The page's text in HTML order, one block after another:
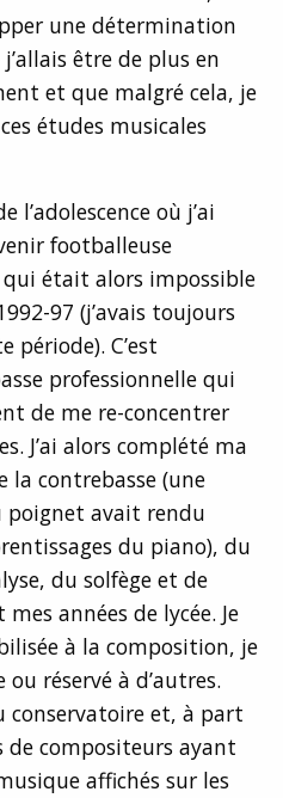
une détermination
être de plus en
et que malgré cela, je
études musicales
l’adolescence où j’ai
footballeuse
était alors impossible
97 (j’avais toujours
période). C’est
professionnelle qui
de me re-concentrer
J’ai alors complété ma
la contrebasse (une
poignet avait rendu
du piano), du
du solfège et de
années de lycée. Je
à la composition, je
réservé à d’autres.
conservatoire et, à part
de compositeurs ayant
affichés sur les